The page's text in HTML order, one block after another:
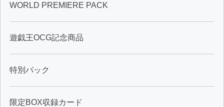
WORLD PREMIERE PACK
遊戯王OCG記念商品
特別パック
限定BOX収録カード